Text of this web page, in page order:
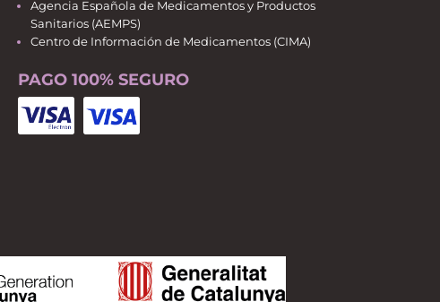
Agencia Española de Medicamentos y Productos
Sanitarios (AEMPS)
Centro de Información de Medicamentos (CIMA)
PAGO 100% SEGURO